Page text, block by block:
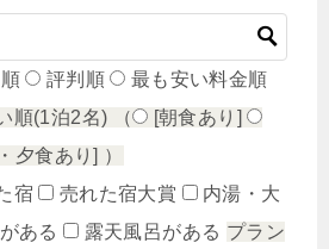
順 評判順
最も安い料金順
順(1泊2名)
（
[朝食あり]
夕食あり] ）
宿
売れた宿大賞
内湯・大
ある 露天風呂がある プラン